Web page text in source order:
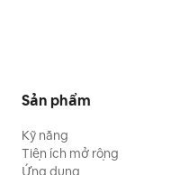
Sản phẩm
Kỹ năng
Tiện ích mở rộng
Ứng dụng